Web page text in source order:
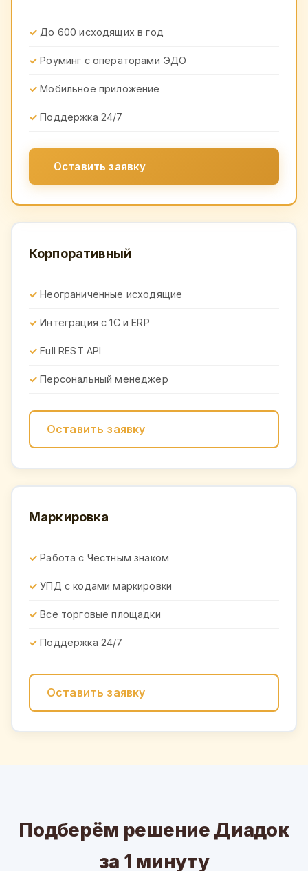
До 600 исходящих в год
Роуминг с операторами ЭДО
Мобильное приложение
Поддержка 24/7
Оставить заявку
Корпоративный
Неограниченные исходящие
Интеграция с 1С и ERP
Full REST API
Персональный менеджер
Оставить заявку
Маркировка
Работа с Честным знаком
УПД с кодами маркировки
Все торговые площадки
Поддержка 24/7
Оставить заявку
Подберём решение Диадок
за 1 минуту